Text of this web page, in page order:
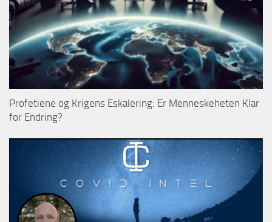
Profetiene og Krigens Eskalering: Er Menneskeheten Klar
for Endring?